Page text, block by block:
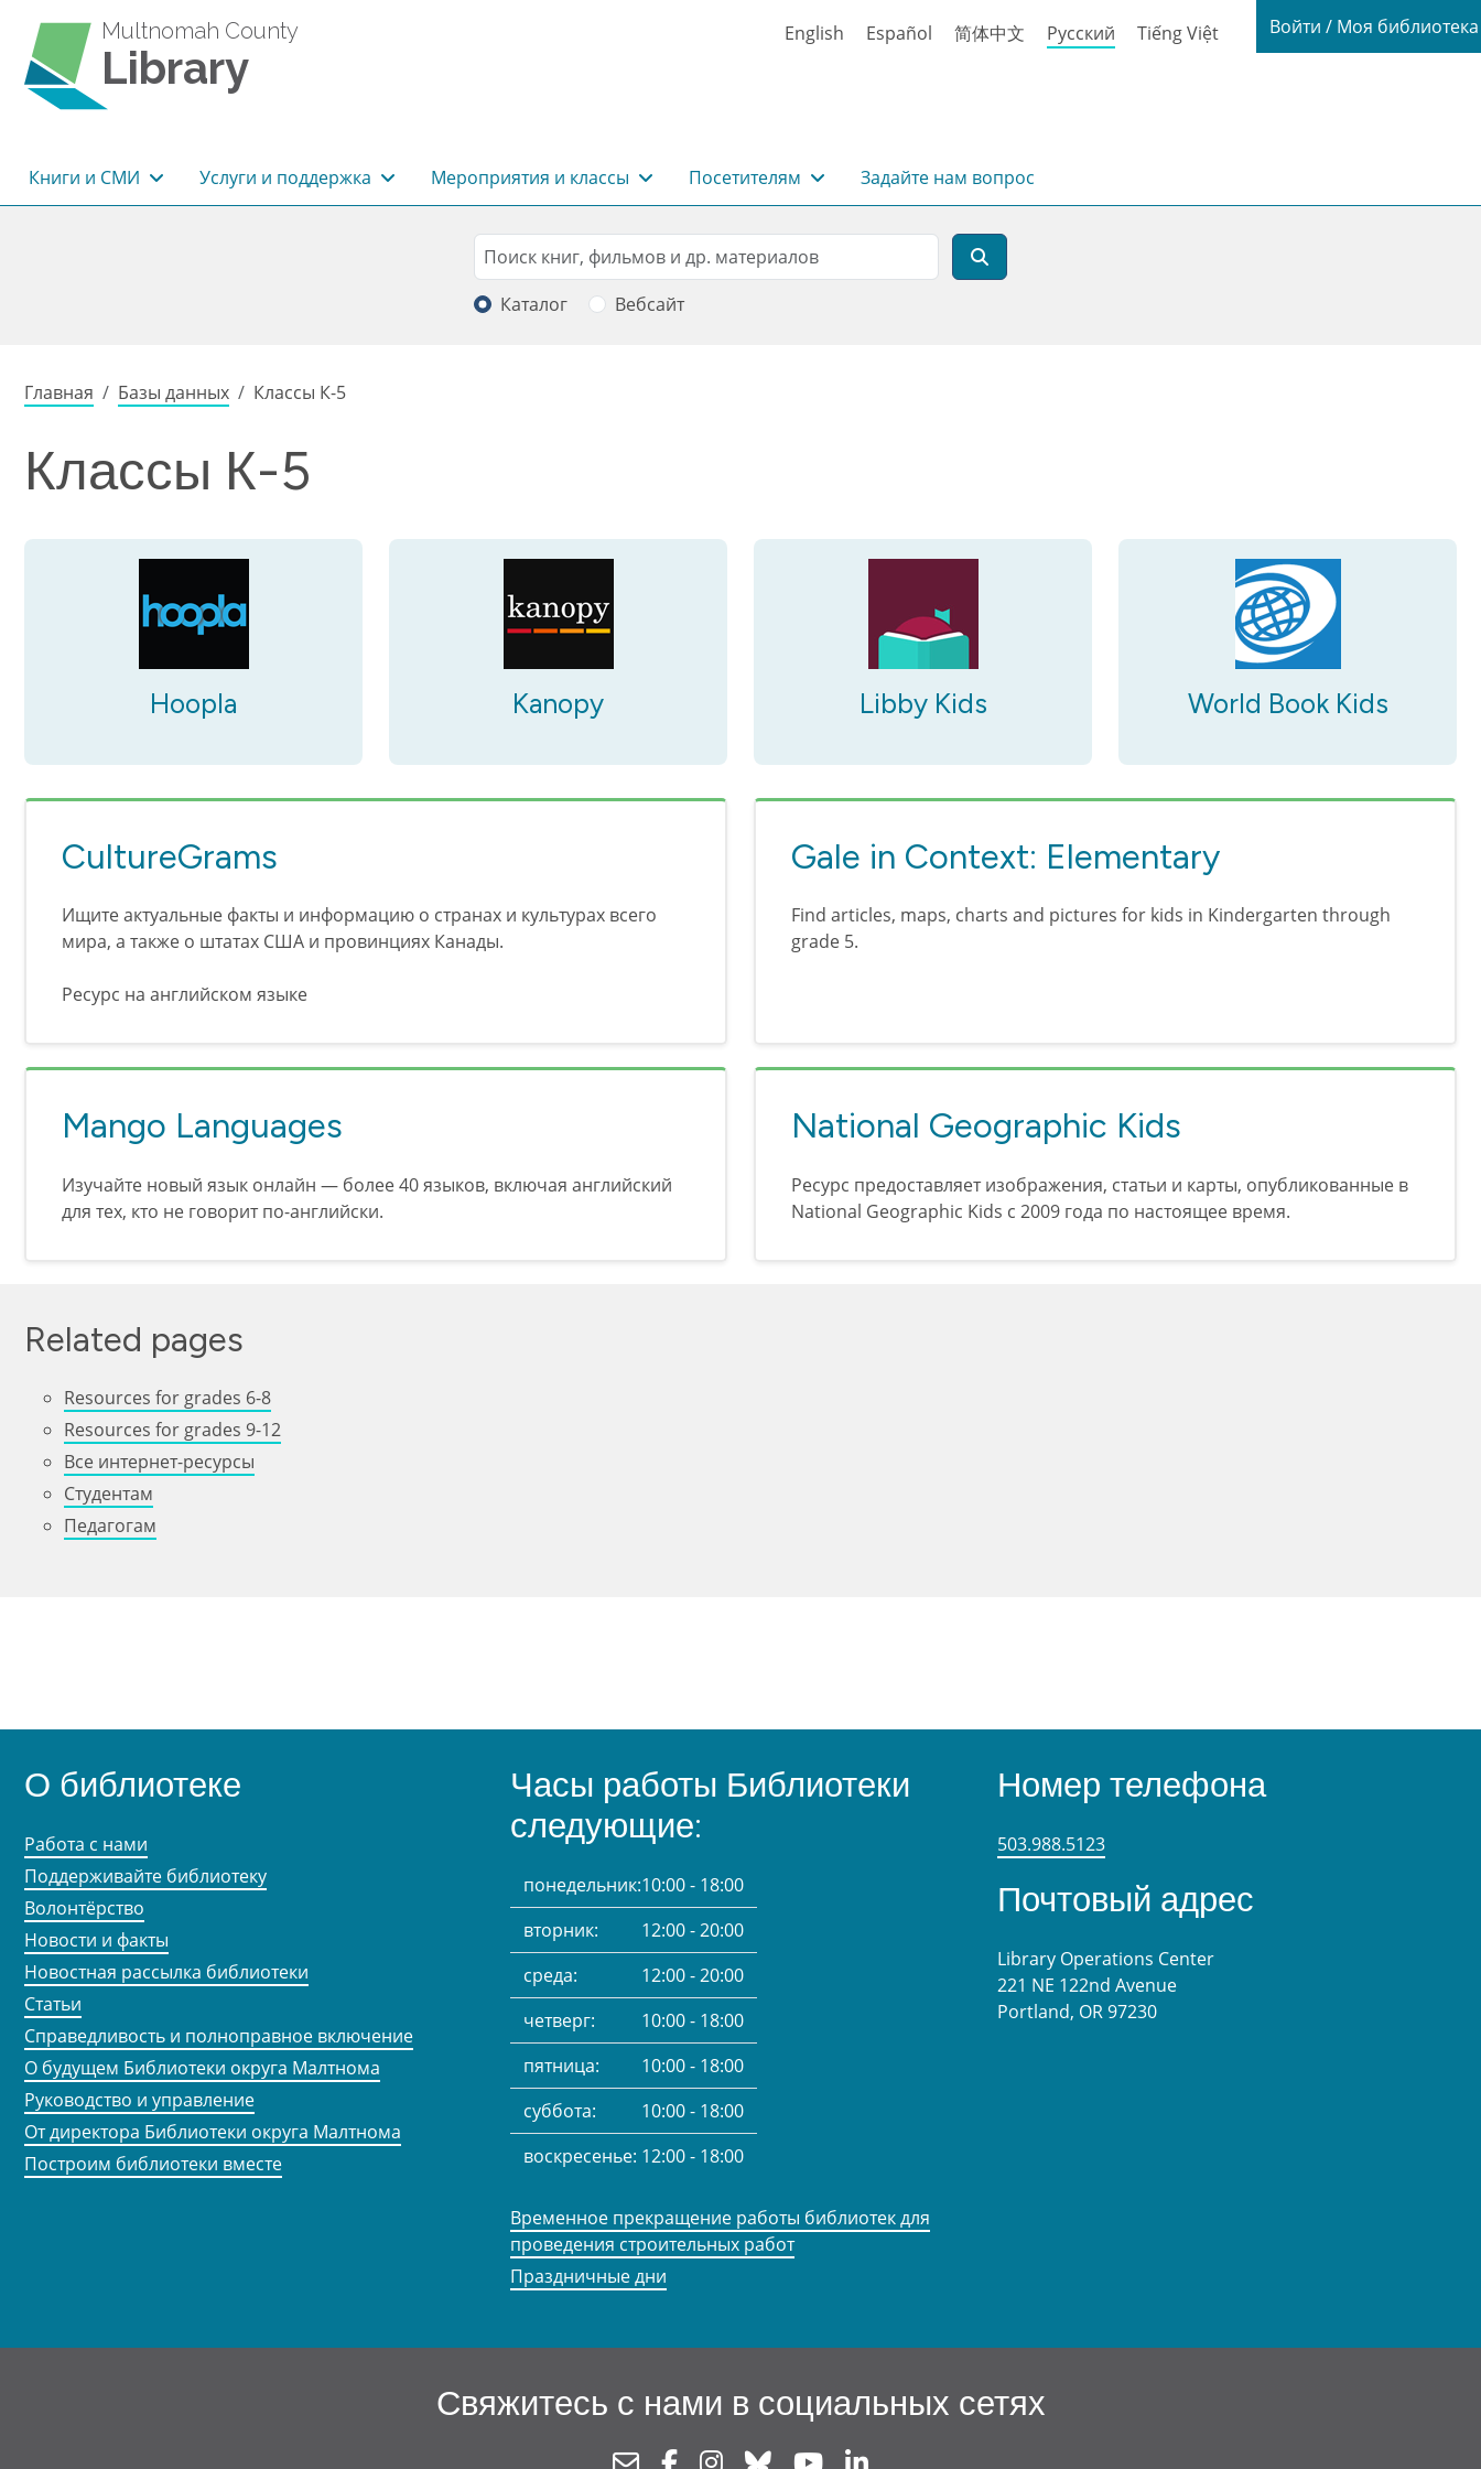
Multnomah County
Library
English Español 简体中文 Русский Tiếng Việt Login / My
Войти / Моя
Основная навигация
Книги и СМИ Услуги и поддержка Мероприятия и классы Посетителям Задайте нам вопрос
Search
Поиск
Каталог Вебсайт
Строка навигации
Главная Базы данных Классы К-5
Классы К-5
Hoopla Kanopy Libby Kids World Book Kids
CultureGrams
Ищите актуальные факты и информацию о странах и культурах всего
мира, а также о штатах США и провинциях Канады.
Ресурс на английском языке
Gale in Context: Elementary
Find articles, maps, charts and pictures for kids in Kindergarten through
grade 5.
Mango Languages
Изучайте новый язык онлайн — более 40 языков, включая английский
для тех, кто не говорит по-английски.
National Geographic Kids
Ресурс предоставляет изображения, статьи и карты, опубликованные в
National Geographic Kids с 2009 года по настоящее время.
Related pages
Resources for grades 6-8
Resources for grades 9-12
Все интернет-ресурсы
Студентам
Педагогам
О библиотеке
Работа с нами
Поддерживайте библиотеку
Волонтёрство
Новости и факты
Новостная рассылка библиотеки
Статьи
Справедливость и полноправное включение
О будущем Библиотеки округа Малтнома
Руководство и управление
От директора Библиотеки округа Малтнома
Построим библиотеки вместе
Часы работы Библиотеки
следующие:
понедельник:10:00 - 18:00
вторник:
12:00 - 20:00
среда:
12:00 - 20:00
четверг:
10:00 - 18:00
пятница:
10:00 - 18:00
суббота:
10:00 - 18:00
воскресенье: 12:00 - 18:00
Временное прекращение работы библиотек для
проведения строительных работ
Праздничные дни
Номер телефона
503.988.5123
Почтовый адрес
Library Operations Center
221 NE 122nd Avenue
Portland, OR 97230
Свяжитесь с нами в социальных сетях
NewsletterFacebookInstagram
Bluesky Youtube